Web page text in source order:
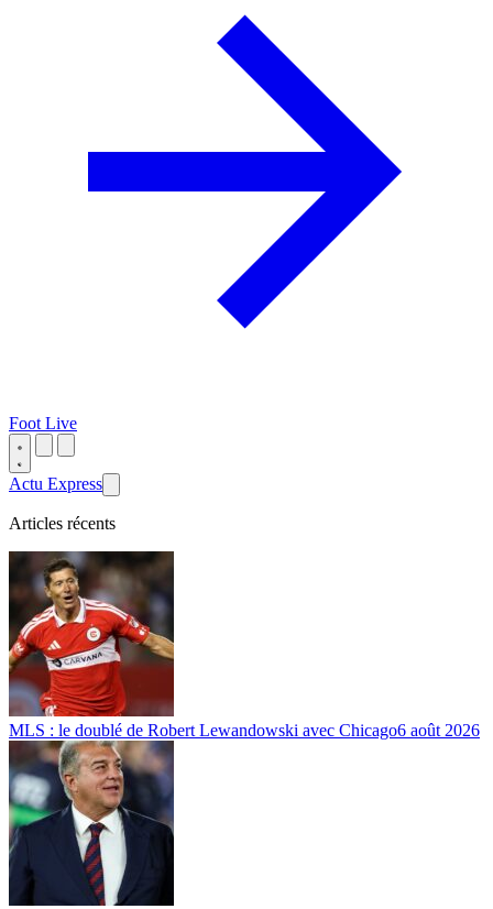
Foot Live
Actu Express
Articles récents
MLS : le doublé de Robert Lewandowski avec Chicago6 août 2026